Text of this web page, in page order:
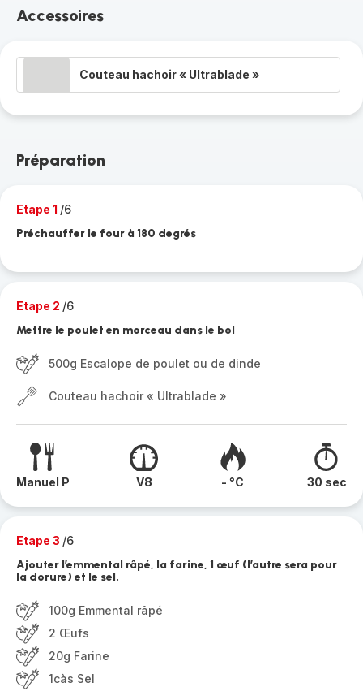
Accessoires
Couteau hachoir « Ultrablade »
Préparation
Etape 1 /6
Préchauffer le four à 180 degrés
Etape 2 /6
Mettre le poulet en morceau dans le bol
500g Escalope de poulet ou de dinde
Couteau hachoir « Ultrablade »
Manuel P V8 - °C 30 sec
Etape 3 /6
Ajouter l’emmental râpé, la farine, 1 œuf (l’autre sera pour
la dorure) et le sel.
100g Emmental râpé
2 Œufs
20g Farine
1càs Sel